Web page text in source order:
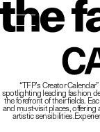
“TFP’s Creator
spotlighting leading fashion
the forefront of their fields.
and must-visit places,offering
artistic sensibilities.